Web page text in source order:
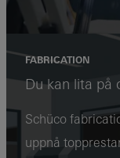
FABRICATION
Du kan lita på
Schüco
uppnå